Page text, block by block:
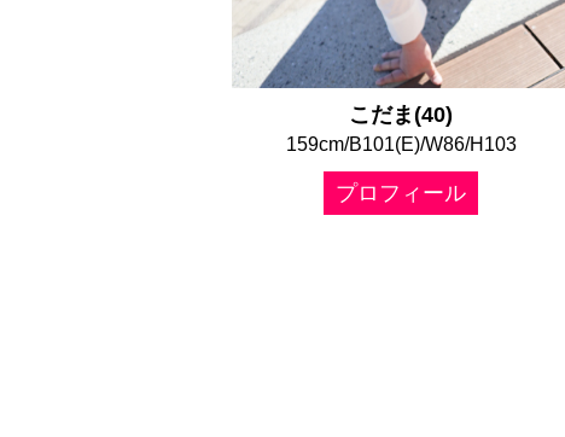
こだま(40)
159cm/B101(E)/W86/H103
プロフィール